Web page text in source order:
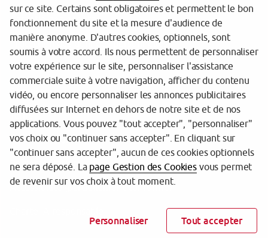
Garantie des dépôts
Protection des données personnelles
Gestion des cookies
Sécurité
Tarifs
Mentions légales
Réglementation
Accessibilité (partiellement conforme)
sur ce site. Certains sont obligatoires et permettent le bon
fonctionnement du site et la mesure d'audience de
manière anonyme. D'autres cookies, optionnels, sont
soumis à votre accord. Ils nous permettent de personnaliser
votre expérience sur le site, personnaliser l'assistance
commerciale suite à votre navigation, afficher du contenu
vidéo, ou encore personnaliser les annonces publicitaires
diffusées sur Internet en dehors de notre site et de nos
applications. Vous pouvez "tout accepter", "personnaliser"
vos choix ou "continuer sans accepter". En cliquant sur
"continuer sans accepter", aucun de ces cookies optionnels
ne sera déposé. La page Gestion des Cookiesvous permet
de revenir sur vos choix à tout moment.
Personnaliser Tout accepter